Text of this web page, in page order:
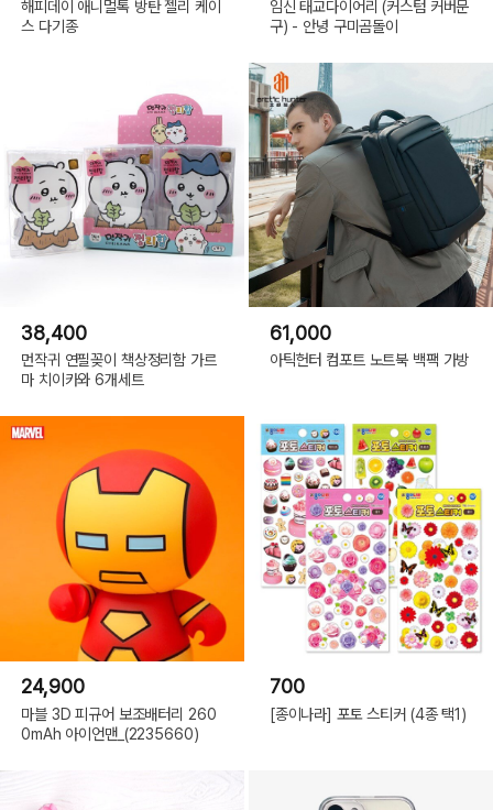
해피데이 애니멀톡 방탄 젤리 케이
스 다기종
임신 태교다이어리 (커스텀 커버문
구) - 안녕 구미곰돌이
38,400
먼작귀 연필꽂이 책상정리함 가르
마 치이카와 6개세트
61,000
아틱헌터 컴포트 노트북 백팩 가방
24,900
마블 3D 피규어 보조배터리 260
0mAh 아이언맨_(2235660)
700
[종이나라] 포토 스티커 (4종 택1)